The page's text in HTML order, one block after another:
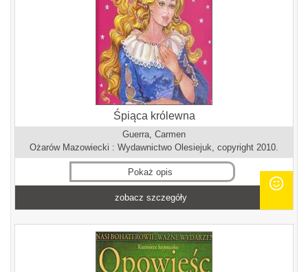
Śpiąca królewna
Guerra, Carmen
Ożarów Mazowiecki : Wydawnictwo Olesiejuk, copyright 2010.
Pokaż opis
zobacz szczegóły